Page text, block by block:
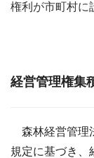
権利が市町村に
経営管理権集
森林経営管理
規定に基づき、